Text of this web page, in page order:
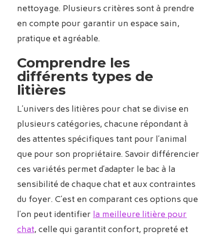
nettoyage. Plusieurs critères sont à prendre
en compte pour garantir un espace sain,
pratique et agréable.
Comprendre les
différents types de
litières
L’univers des litières pour chat se divise en
plusieurs catégories, chacune répondant à
des attentes spécifiques tant pour l’animal
que pour son propriétaire. Savoir différencier
ces variétés permet d’adapter le bac à la
sensibilité de chaque chat et aux contraintes
du foyer. C’est en comparant ces options que
l’on peut identifier la meilleure litière pour
chat, celle qui garantit confort, propreté et